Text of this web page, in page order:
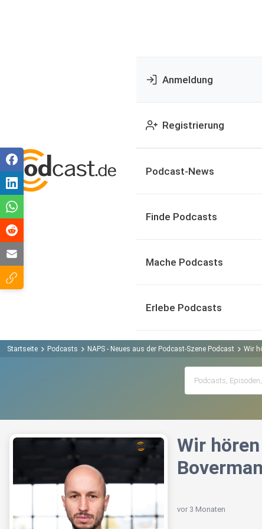
Anmeldung
Registrierung
Podcast-News
Finde Podcasts
Mache Podcasts
Erlebe Podcasts
Startseite Podcasts NAPS - Neues aus der Podcast-Szene Podcast Wir
Wir
vor 3 Monaten